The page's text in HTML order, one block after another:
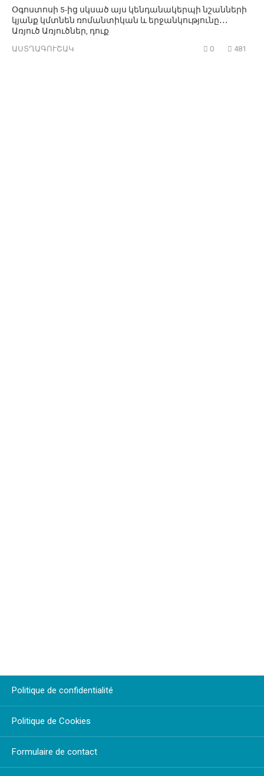
Օգոստոսի 5-ից սկսած այս կենդանակերպի նշանների
կյանք կմտնեն ռոմանտիկան և երջանկությունը․․․
Առյուծ Առյուծներ, դուք
ԱՍՏՂԱԳՈՒՇԱԿ 0 481
Politique de confidentialité
Politique de Cookies
Formulaire de contact